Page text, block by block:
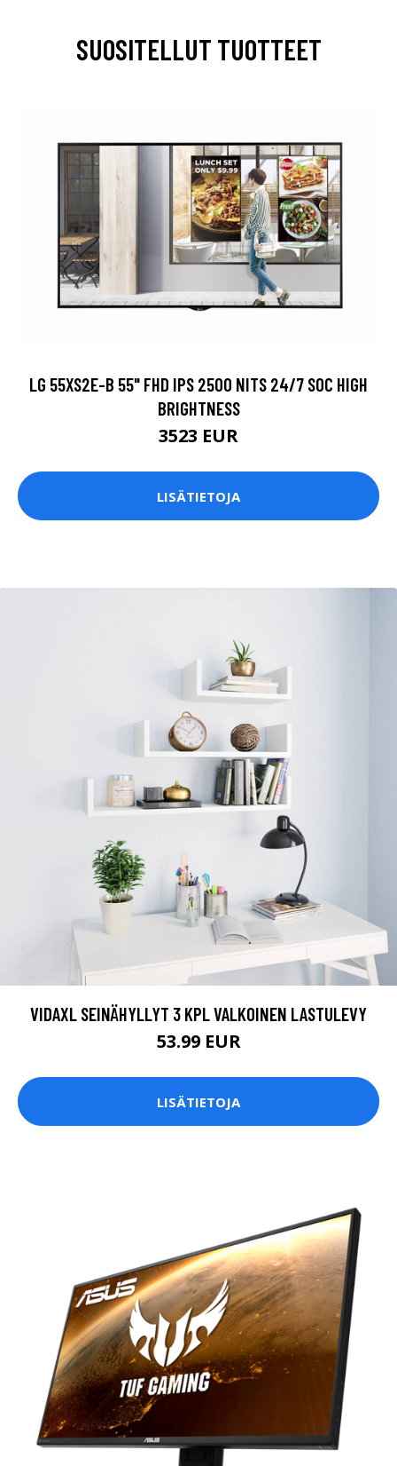
SUOSITELLUT TUOTTEET
LG 55XS2E-B 55" FHD IPS 2500 NITS 24/7 SOC HIGH
BRIGHTNESS
3523 EUR
LISÄTIETOJA
VIDAXL SEINÄHYLLYT 3 KPL VALKOINEN LASTULEVY
53.99 EUR
LISÄTIETOJA